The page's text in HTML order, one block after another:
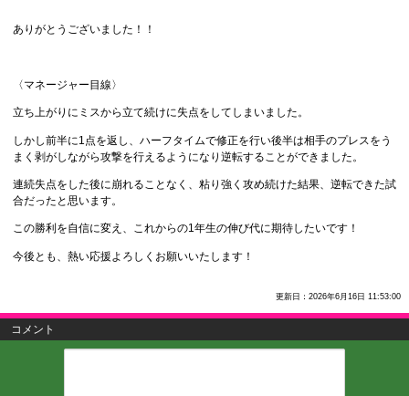
ありがとうございました！！
〈マネージャー目線〉
立ち上がりにミスから立て続けに失点をしてしまいました。
しかし前半に1点を返し、ハーフタイムで修正を行い後半は相手のプレスをう
まく剥がしながら攻撃を行えるようになり逆転することができました。
連続失点をした後に崩れることなく、粘り強く攻め続けた結果、逆転できた試
合だったと思います。
この勝利を自信に変え、これからの1年生の伸び代に期待したいです！
今後とも、熱い応援よろしくお願いいたします！
更新日：2026年6月16日 11:53:00
コメント